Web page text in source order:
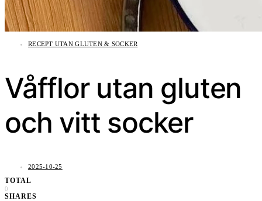
RECEPT UTAN GLUTEN & SOCKER
Våfflor utan gluten
och vitt socker
2025-10-25
TOTAL
0
SHARES